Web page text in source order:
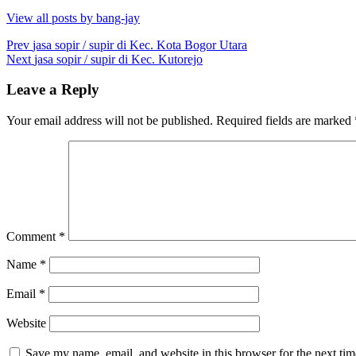
View all posts by bang-jay
Post
navigation
Prev jasa sopir / supir di Kec. Kota Bogor Utara
Next jasa sopir / supir di Kec. Kutorejo
Leave a Reply
Your email address will not be published. Required fields are marked
Comment *
Name *
Email *
Website
Save my name, email, and website in this browser for the next